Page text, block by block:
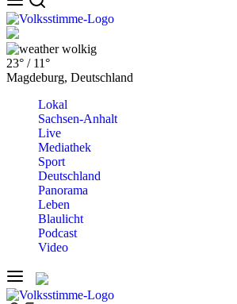
wolkig
23° / 11°
Magdeburg, Deutschland
Lokal
Sachsen-Anhalt
Live
Mediathek
Sport
Deutschland
Panorama
Leben
Blaulicht
Podcast
Video